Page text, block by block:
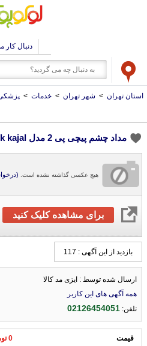
دنبال کار
استان تهران > شهر تهران > خدمات >
مداد چشم پیچی پی 2 مدل Perfect look kajal-شماره
هیچ عکسی گذاشته نشده است.
برای مشاهده کلیک کنید
بازدید از این آگهی : 117
ارسال شده توسط : ایزی مد کالا
همه آگهی های این کاربر
تلفن:02126454051
قیمت 0 تومان